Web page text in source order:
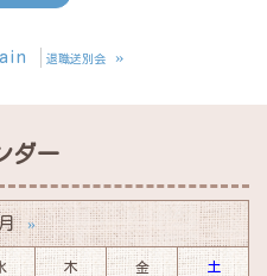
退職送別会 »
ダー
»
木 金 土